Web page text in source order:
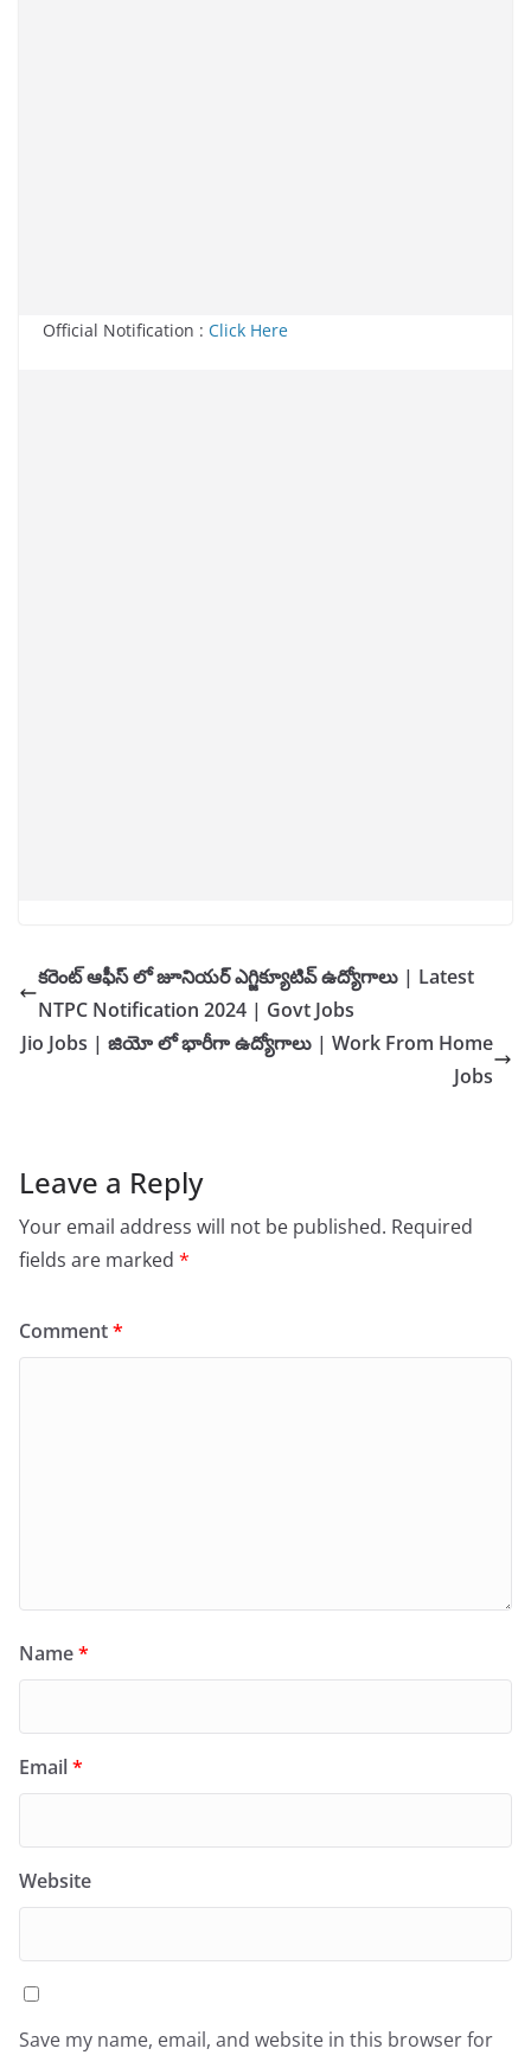
Official Notification : Click Here
కరెంట్ ఆఫీస్ లో జూనియర్ ఎగ్జిక్యూటివ్ ఉద్యోగాలు | Latest
NTPC Notification 2024 | Govt Jobs
Jio Jobs | జియో లో భారీగా ఉద్యోగాలు | Work From Home
Jobs
Leave a Reply
Your email address will not be published. Required
fields are marked *
Comment*
Name*
Email*
Website
Save my name, email, and website in this browser for